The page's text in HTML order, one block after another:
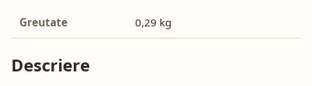
Greutate 0,29 kg
Descriere